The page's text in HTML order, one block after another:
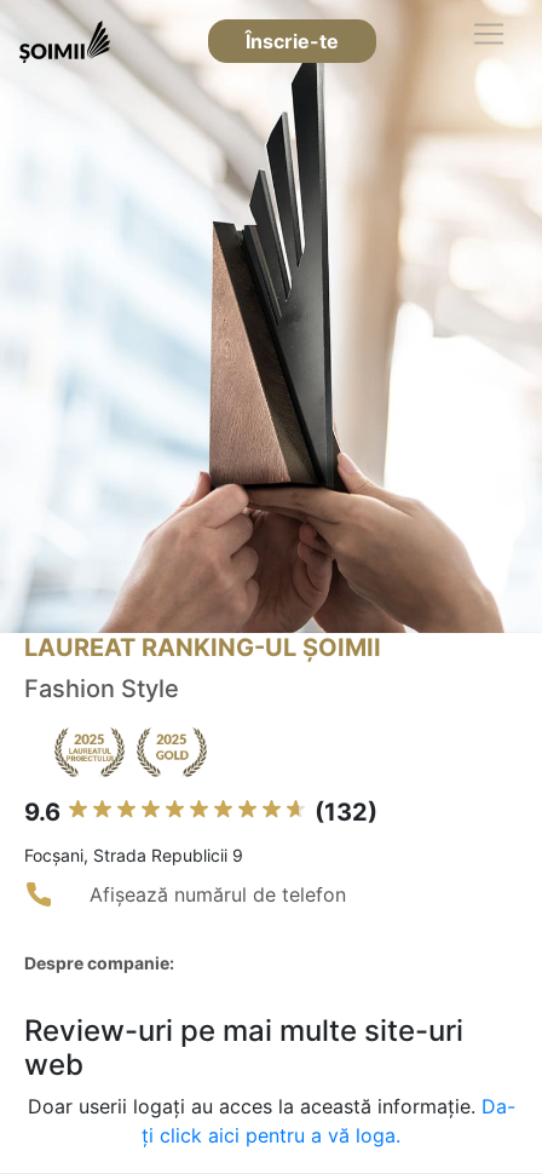
Înscrie-te
LAUREAT RANKING-UL ȘOIMII
Fashion Style
9.6 (132)
Focşani, Strada Republicii 9
Afișează numărul de telefon
Despre companie:
Review-uri pe mai multe site-uri
web
Doar userii logați au acces la această informație. Da-
ți click aici pentru a vă loga.